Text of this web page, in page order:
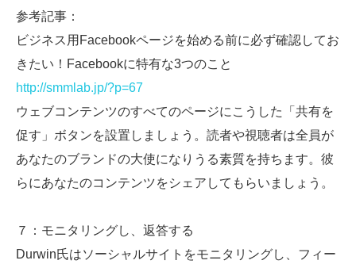
参考記事：
ビジネス用Facebookページを始める前に必ず確認してお
きたい！Facebookに特有な3つのこと
http://smmlab.jp/?p=67
ウェブコンテンツのすべてのページにこうした「共有を
促す」ボタンを設置しましょう。読者や視聴者は全員が
あなたのブランドの大使になりうる素質を持ちます。彼
らにあなたのコンテンツをシェアしてもらいましょう。
７：モニタリングし、返答する
Durwin氏はソーシャルサイトをモニタリングし、フィー